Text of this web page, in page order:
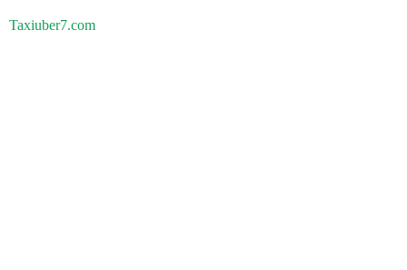
Taxiuber7.com